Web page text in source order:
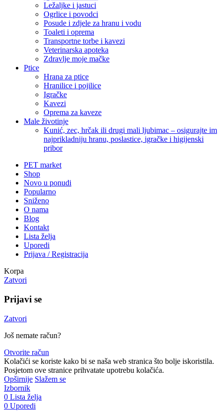
Ležaljke i jastuci
Ogrlice i povodci
Posude i zdjele za hranu i vodu
Toaleti i oprema
Transportne torbe i kavezi
Veterinarska apoteka
Zdravlje moje mačke
Ptice
Hrana za ptice
Hranilice i pojilice
Igračke
Kavezi
Oprema za kaveze
Male životinje
Kunić, zec, hrčak ili drugi mali ljubimac – osigurajte im
najprikladniju hranu, poslastice, igračke i higijenski
pribor
PET market
Shop
Novo u ponudi
Popularno
Sniženo
O nama
Blog
Kontakt
Lista želja
Uporedi
Prijava / Registracija
Korpa
Zatvori
Prijavi se
Zatvori
Još nemate račun?
Otvorite račun
Kolačići se koriste kako bi se naša web stranica što bolje iskoristila.
Posjetom ove stranice prihvatate upotrebu kolačića.
Opširnije Slažem se
Izbornik
0 Lista želja
0 Uporedi